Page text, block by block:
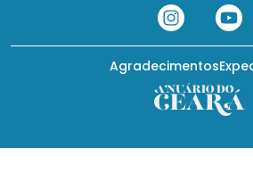
Agradecimentos